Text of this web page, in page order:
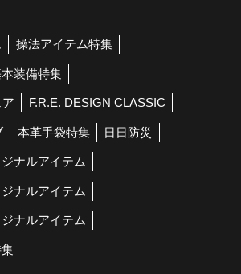
操法アイテム特集
装備特集
F.R.E. DESIGN CLASSIC
本革手袋特集 日日防災
ナルアイテム
ナルアイテム
ナルアイテム